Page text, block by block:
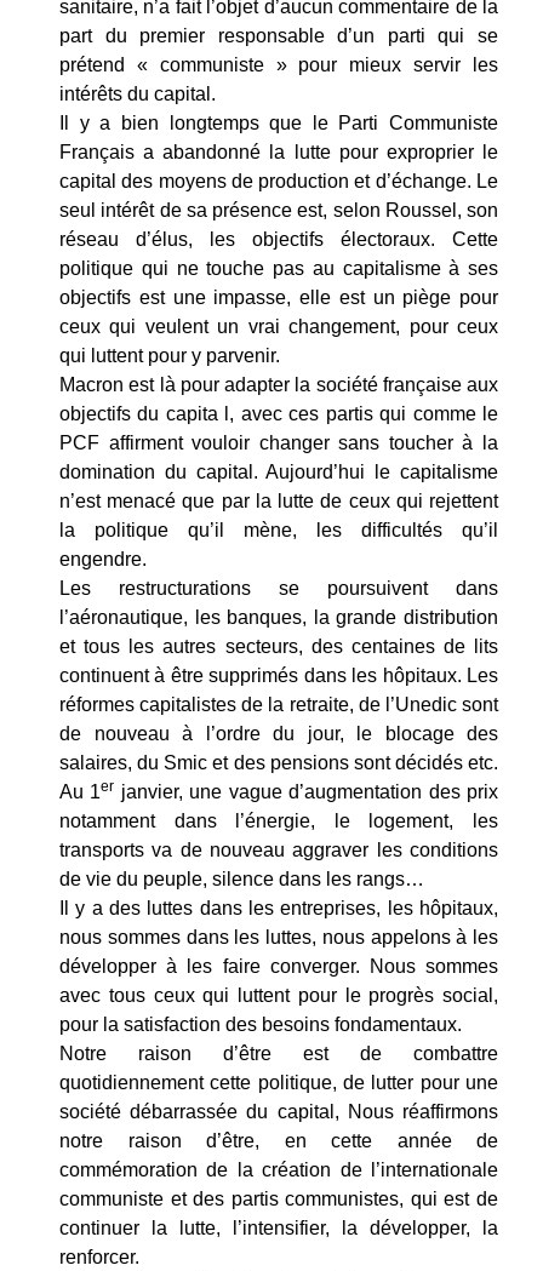
sanitaire, n’a fait l’objet d’aucun commentaire de la
part du premier responsable d’un parti qui se
prétend « communiste » pour mieux servir les
intérêts du capital.
Il y a bien longtemps que le Parti Communiste
Français a abandonné la lutte pour exproprier le
capital des moyens de production et d’échange. Le
seul intérêt de sa présence est, selon Roussel, son
réseau d’élus, les objectifs électoraux. Cette
politique qui ne touche pas au capitalisme à ses
objectifs est une impasse, elle est un piège pour
ceux qui veulent un vrai changement, pour ceux
qui luttent pour y parvenir.
Macron est là pour adapter la société française aux
objectifs du capita l, avec ces partis qui comme le
PCF affirment vouloir changer sans toucher à la
domination du capital. Aujourd’hui le capitalisme
n’est menacé que par la lutte de ceux qui rejettent
la politique qu’il mène, les difficultés qu’il
engendre.
Les restructurations se poursuivent dans
l’aéronautique, les banques, la grande distribution
et tous les autres secteurs, des centaines de lits
continuent à être supprimés dans les hôpitaux. Les
réformes capitalistes de la retraite, de l’Unedic sont
de nouveau à l’ordre du jour, le blocage des
salaires, du Smic et des pensions sont décidés etc.
Au 1er janvier, une vague d’augmentation des prix
notamment dans l’énergie, le logement, les
transports va de nouveau aggraver les conditions
de vie du peuple, silence dans les rangs…
Il y a des luttes dans les entreprises, les hôpitaux,
nous sommes dans les luttes, nous appelons à les
développer à les faire converger. Nous sommes
avec tous ceux qui luttent pour le progrès social,
pour la satisfaction des besoins fondamentaux.
Notre raison d’être est de combattre
quotidiennement cette politique, de lutter pour une
société débarrassée du capital, Nous réaffirmons
notre raison d’être, en cette année de
commémoration de la création de l’internationale
communiste et des partis communistes, qui est de
continuer la lutte, l’intensifier, la développer, la
renforcer.